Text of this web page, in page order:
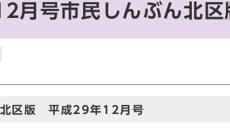
月号市民しんぶん北区
北区版 平成29年12月号